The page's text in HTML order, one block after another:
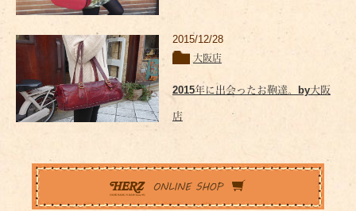
2015/12/28
大阪店
2015年に出会ったお鞄達。by大阪
店